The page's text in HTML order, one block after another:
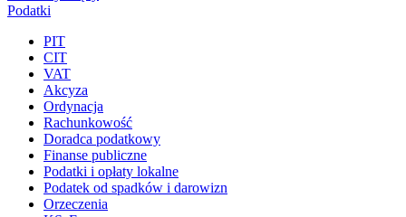
Podatki
PIT
CIT
VAT
Akcyza
Ordynacja
Rachunkowość
Doradca podatkowy
Finanse publiczne
Podatki i opłaty lokalne
Podatek od spadków i darowizn
Orzeczenia